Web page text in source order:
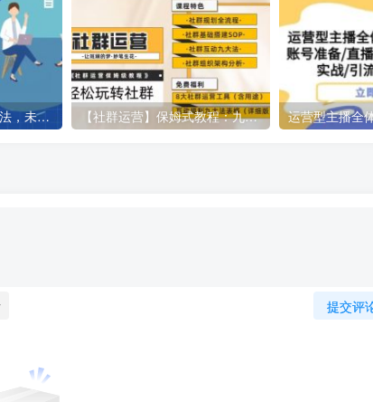
创业IP年入50W核心方法，未来10年最值得做的项目【揭秘】 【社群运营】保姆式教程：九大互动法，八款社群运营工具助你轻松玩转社群【揭秘】
提交评